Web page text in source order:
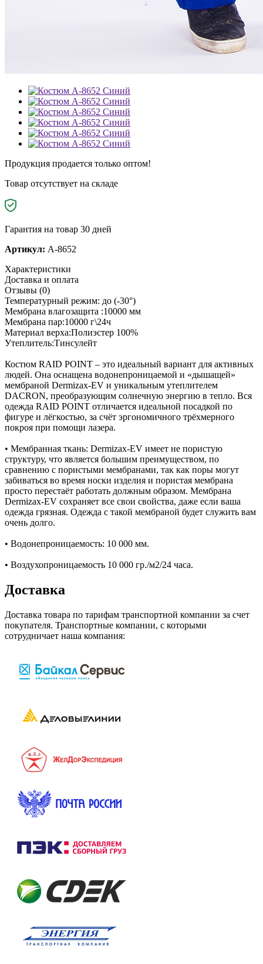
Продукция продается только оптом!
Товар отсутствует на складе
Гарантия на товар 30 дней
Артикул: A-8652
Характеристики
Доставка и оплата
Отзывы (0)
Температурный режим: до (-30°)
Мембрана влагозащита :10000 мм
Мембрана пар:10000 г\24ч
Материал верха:Полиэстер 100%
Утеплитель:Тинсулейт
Костюм RAID POINT – это идеальный вариант для активных
людей. Она оснащена водонепроницаемой и «дышащей»
мембраной Dermizax-EV и уникальным утеплителем
DACRON, преобразующим солнечную энергию в тепло. Вся
одежда RAID POINT отличается идеальной посадкой по
фигуре и лёгкостью, за счёт эргономичного трёхмерного
покроя при помощи лазера.
• Мембранная ткань: Dermizax-EV имеет не пористую
структуру, что является большим преимуществом, по
сравнению с пористыми мембранами, так как поры могут
забиваться во время носки изделия и пористая мембрана
просто перестаёт работать должным образом. Мембрана
Dermizax-EV сохраняет все свои свойства, даже если ваша
одежда грязная. Одежда с такой мембраной будет служить вам
очень долго.
• Водонепроницаемость: 10 000 мм.
• Воздухопроницаемость 10 000 гр./м2/24 часа.
Доставка
Доставка товара по тарифам транспортной компании за счет
покупателя. Транспортные компании, с которыми
сотрудничает наша компания: